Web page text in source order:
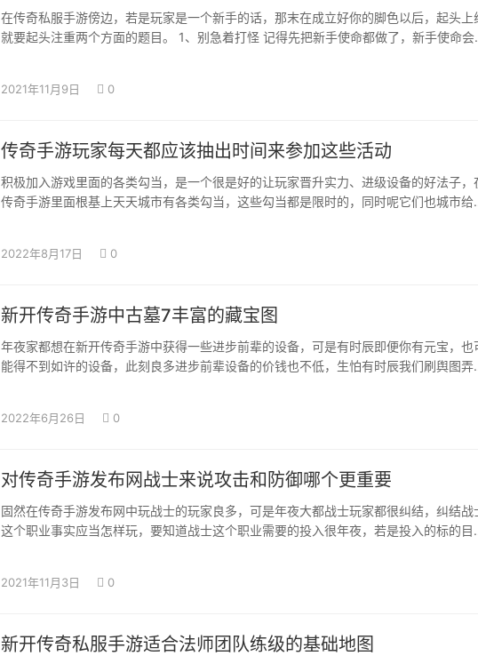
在传奇私服手游傍边，若是玩家是一个新手的话，那末在成立好你的脚色以后，起头上
就要起头注重两个方面的题目。 1、别急着打怪 记得先把新手使命都做了，新手使命会
2021年11月9日 0
传奇手游玩家每天都应该抽出时间来参加这些活动
积极加入游戏里面的各类勾当，是一个很是好的让玩家晋升实力、进级设备的好法子，
传奇手游里面根基上天天城市有各类勾当，这些勾当都是限时的，同时呢它们也城市给
2022年8月17日 0
新开传奇手游中古墓7丰富的藏宝图
年夜家都想在新开传奇手游中获得一些进步前辈的设备，可是有时辰即便你有元宝，也
能得不到如许的设备，此刻良多进步前辈设备的价钱也不低，生怕有时辰我们刷舆图弄
2022年6月26日 0
对传奇手游发布网战士来说攻击和防御哪个更重要
固然在传奇手游发布网中玩战士的玩家良多，可是年夜大都战士玩家都很纠结，纠结战
这个职业事实应当怎样玩，要知道战士这个职业需要的投入很年夜，若是投入的标的目
2021年11月3日 0
新开传奇私服手游适合法师团队练级的基础地图